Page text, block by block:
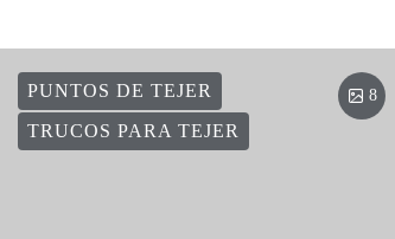
PUNTOS DE TEJER
TRUCOS PARA TEJER
8